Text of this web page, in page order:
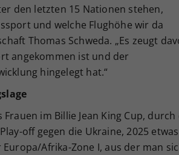
den letzten 15 Nationen stehen,
und welche Flughöhe wir da
Thomas Schweda. „Es zeugt
angekommen ist und der
hingelegt hat.“
im Billie Jean King Cup, durch
off gegen die Ukraine, 2025 etwas
Afrika-Zone I, aus der man